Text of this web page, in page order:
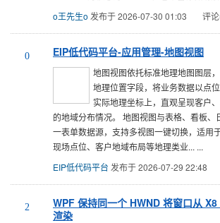
o王先生o 发布于 2026-07-30 01:03 评
0 EIP低代码平台-应用管理-地图视图
地图视图依托标准地理地图图层
地理位置字段，将业务数据以点
实际地理坐标上，直观呈现客户
的地域分布情况。 地图视图与表格、看板、
一表单数据源，支持多视图一键切换，适用
现场点位、客户地域布局等地理类业... ...
EIP低代码平台 发布于 2026-07-29 22:48
2
WPF 保持同一个 HWND 将窗口从
渲染